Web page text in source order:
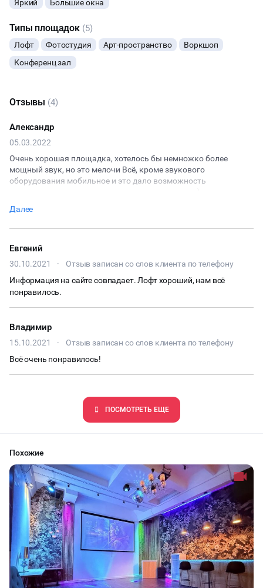
Яркий
Большие окна
Типы площадок (5)
Лофт Фотостудия Арт-пространство
Воркшоп
Конференц зал
Отзывы (4)
Александр
05.03.2022
Очень хорошая площадка, хотелось бы немножко более
мощный звук, но это мелочи Всё, кроме звукового
оборудования мобильное и это дало возможность
внесением предоплаты, Алексей очень помог во время
Далее
Евгений
30.10.2021 ·
Отзыв записан со слов клиента по телефону
Информация на сайте совпадает. Лофт хороший, нам всё
понравилось.
Владимир
15.10.2021 ·
Отзыв записан со слов клиента по телефону
Всё очень понравилось!
ПОCМОТРЕТЬ ЕЩЕ
НАСТОЛЬНЫЕ ИГРЫ
РЕПЕТИЦИИ
КОНФЕРЕНЦИИ
ДЕГУСТАЦИИ
ТИМБИЛДИНГ
Похожие